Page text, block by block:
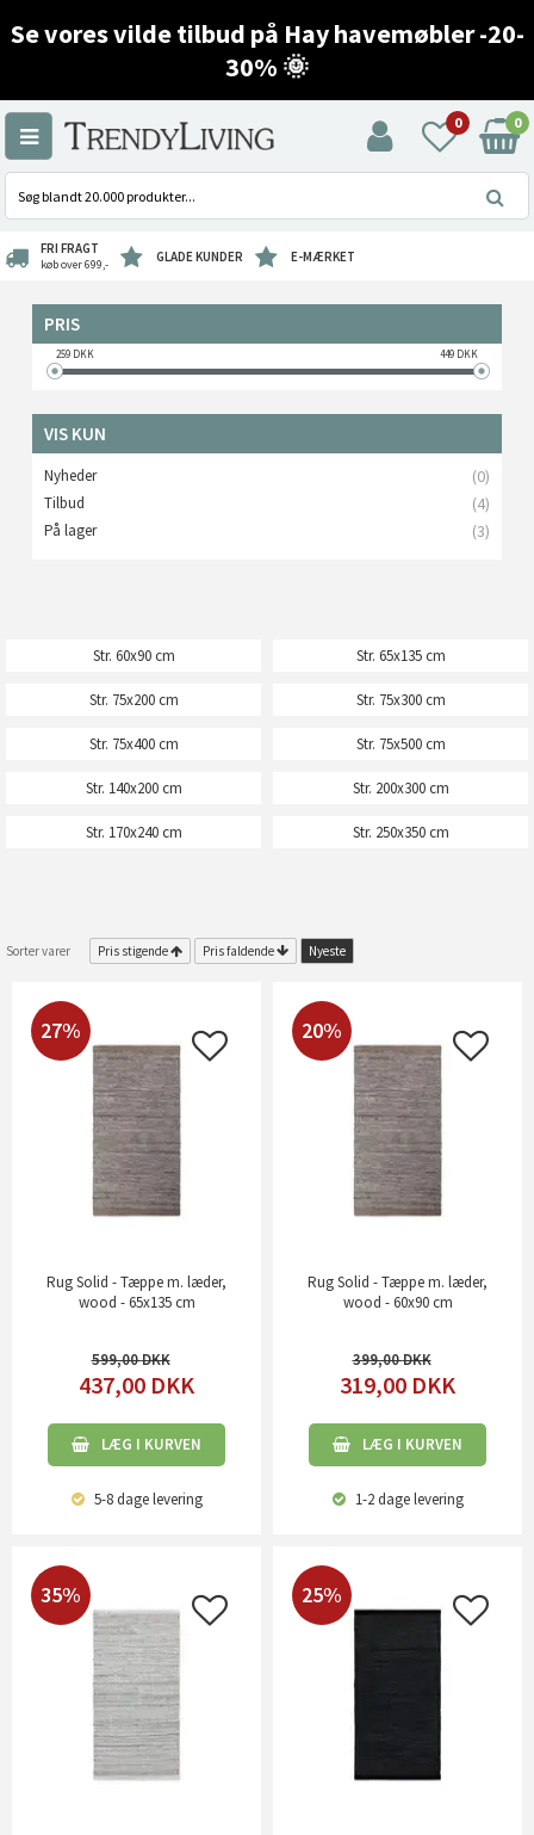
Se vores vilde tilbud på Hay havemøbler -20-
30% 🌞
0 0
FRI FRAGT
køb over 699,- GLADE KUNDER E-MÆRKET
PRIS
259DKK 449DKK
VIS KUN
Nyheder (0)
Tilbud (4)
På lager (3)
Str. 60x90 cm Str. 65x135 cm
Str. 75x200 cm Str. 75x300 cm
Str. 75x400 cm Str. 75x500 cm
Str. 140x200 cm Str. 200x300 cm
Str. 170x240 cm Str. 250x350 cm
Sorter varer Pris stigende Pris faldende Nyeste
27%
Rug Solid - Tæppe m. læder,
wood - 65x135 cm
599,00
437,00 DKK
LÆG I KURVEN
5-8 dagelevering
20%
Rug Solid - Tæppe m. læder,
wood - 60x90 cm
399,00
319,00 DKK
LÆG I KURVEN
1-2 dagelevering
35% 25%